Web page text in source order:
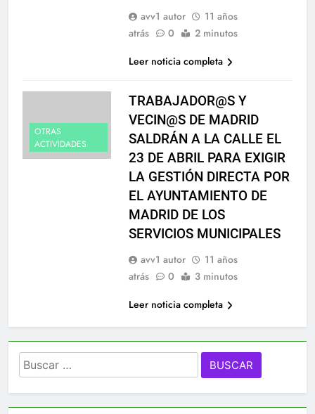
avv1 autor
11 años
atrás
0
2 minutos
Leer noticia completa
OTRAS
ACTIVIDADES
TRABAJADOR@S Y
VECIN@S DE MADRID
SALDRÁN A LA CALLE EL
23 DE ABRIL PARA EXIGIR
LA GESTIÓN DIRECTA POR
EL AYUNTAMIENTO DE
MADRID DE LOS
SERVICIOS MUNICIPALES
avv1 autor
11 años
atrás
0
3 minutos
Leer noticia completa
Buscar: